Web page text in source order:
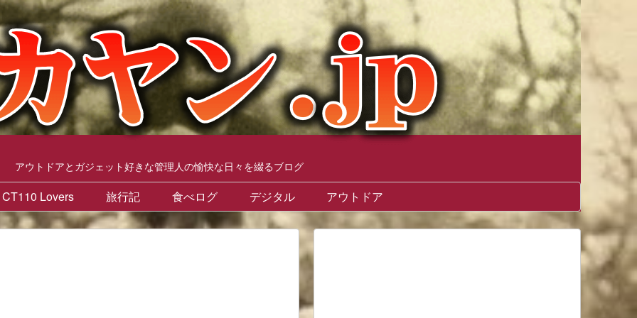
アウトドアとガジェット好きな管理人の愉快な日々を綴るブログ
CT110 Lovers 旅行記 食べログ デジタル アウトドア